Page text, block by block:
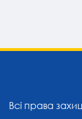
Всі права